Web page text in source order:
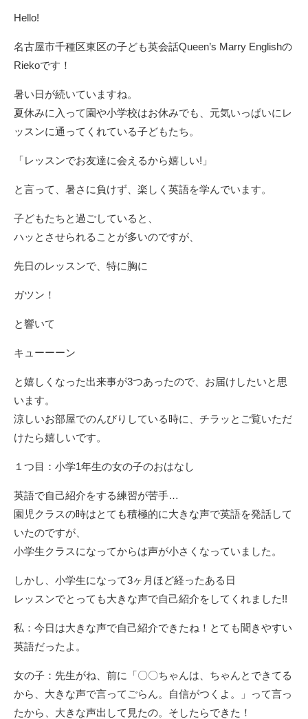
Hello!
名古屋市千種区東区の子ども英会話Queen’s Marry Englishの
Riekoです！
暑い日が続いていますね。
夏休みに入って園や小学校はお休みでも、元気いっぱいにレ
ッスンに通ってくれている子どもたち。
「レッスンでお友達に会えるから嬉しい!」
と言って、暑さに負けず、楽しく英語を学んでいます。
子どもたちと過ごしていると、
ハッとさせられることが多いのですが、
先日のレッスンで、特に胸に
ガツン！
と響いて
キューーーン
と嬉しくなった出来事が3つあったので、お届けしたいと思
います。
涼しいお部屋でのんびりしている時に、チラッとご覧いただ
けたら嬉しいです。
１つ目：小学1年生の女の子のおはなし
英語で自己紹介をする練習が苦手…
園児クラスの時はとても積極的に大きな声で英語を発話して
いたのですが、
小学生クラスになってからは声が小さくなっていました。
しかし、小学生になって3ヶ月ほど経ったある日
レッスンでとっても大きな声で自己紹介をしてくれました!!
私：今日は大きな声で自己紹介できたね！とても聞きやすい
英語だったよ。
女の子：先生がね、前に「〇〇ちゃんは、ちゃんとできてる
から、大きな声で言ってごらん。自信がつくよ。」って言っ
たから、大きな声出して見たの。そしたらできた！